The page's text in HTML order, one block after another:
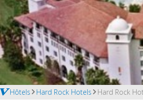
Hôtels Hard Rock Hotels Hard Rock